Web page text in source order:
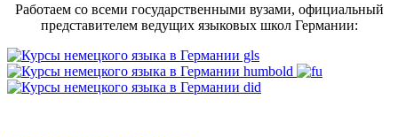
Работаем со всеми государственными вузами, официальный
представителем ведущих языковых школ Германии: